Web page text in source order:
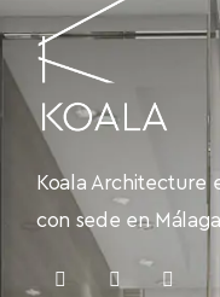
Koala Architecture
con sede en